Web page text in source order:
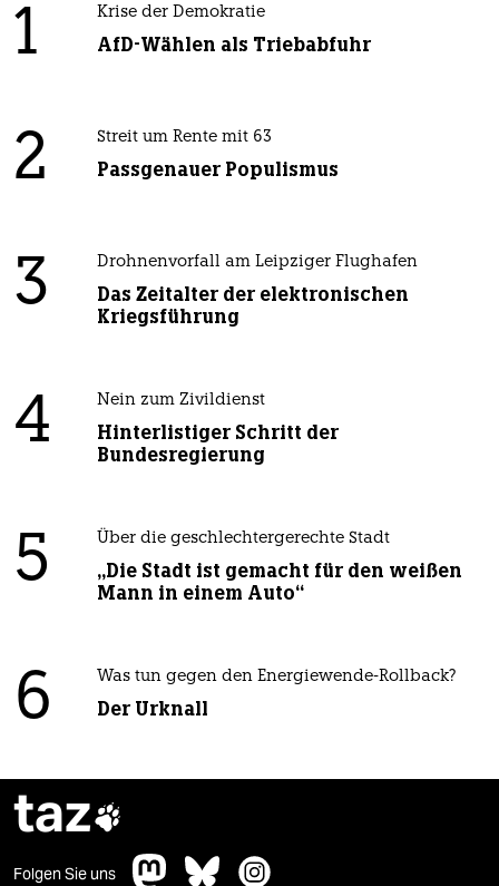
1 Krise der Demokratie
AfD-Wählen als Triebabfuhr
2 Streit um Rente mit 63
Passgenauer Populismus
3 Drohnenvorfall am Leipziger Flughafen
Das Zeitalter der elektronischen
Kriegsführung
4 Nein zum Zivildienst
Hinterlistiger Schritt der
Bundesregierung
5 Über die geschlechtergerechte Stadt
„Die Stadt ist gemacht für den weißen
Mann in einem Auto“
6 Was tun gegen den Energiewende-Rollback?
Der Urknall
taz
Folgen Sie uns